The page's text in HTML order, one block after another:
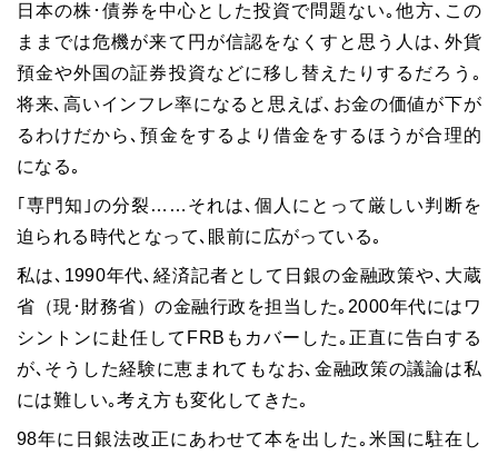
日本の株･債券を中心とした投資で問題ない｡他方､この
ままでは危機が来て円が信認をなくすと思う人は､外貨
預金や外国の証券投資などに移し替えたりするだろう｡
将来､高いインフレ率になると思えば､お金の価値が下が
るわけだから､預金をするより借金をするほうが合理的
になる｡
｢専門知｣の分裂……それは､個人にとって厳しい判断を
迫られる時代となって､眼前に広がっている｡
私は､ 1990年代､経済記者として日銀の金融政策や､大蔵
省（現･財務省）の金融行政を担当した｡ 2000年代にはワ
シントンに赴任して FRB もカバーした｡正直に告白する
が､そうした経験に恵まれてもなお､金融政策の議論は私
には難しい｡考え方も変化してきた｡
98年に日銀法改正にあわせて本を出した｡米国に駐在し